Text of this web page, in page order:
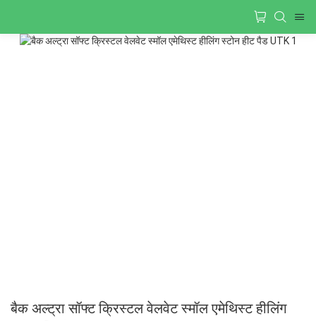
बैक अल्ट्रा सॉफ्ट क्रिस्टल वेलवेट स्मॉल एमेथिस्ट हीलिंग